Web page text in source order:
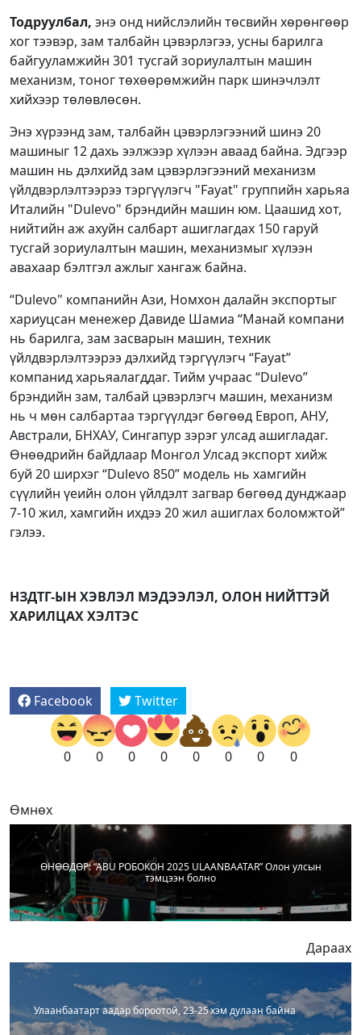
Тодруулбал, энэ онд нийслэлийн төсвийн хөрөнгөөр
хог тээвэр, зам талбайн цэвэрлэгээ, усны барилга
байгууламжийн 301 тусгай зориулалтын машин
механизм, тоног төхөөрөмжийн парк шинэчлэлт
хийхээр төлөвлөсөн.
Энэ хүрээнд зам, талбайн цэвэрлэгээний шинэ 20
машиныг 12 дахь ээлжээр хүлээн аваад байна. Эдгээр
машин нь дэлхийд зам цэвэрлэгээний механизм
үйлдвэрлэлтээрээ тэргүүлэгч "Fayat" группийн харьяа
Италийн "Dulevo" брэндийн машин юм. Цаашид хот,
нийтийн аж ахуйн салбарт ашиглагдах 150 гаруй
тусгай зориулалтын машин, механизмыг хүлээн
авахаар бэлтгэл ажлыг хангаж байна.
“Dulevo" компанийн Ази, Номхон далайн экспортыг
хариуцсан менежер Давиде Шамиа “Манай компани
нь барилга, зам засварын машин, техник
үйлдвэрлэлтээрээ дэлхийд тэргүүлэгч “Fayat”
компанид харьяалагддаг. Тийм учраас “Dulevo”
брэндийн зам, талбай цэвэрлэгч машин, механизм
нь ч мөн салбартаа тэргүүлдэг бөгөөд Европ, АНУ,
Австрали, БНХАУ, Сингапур зэрэг улсад ашигладаг.
Өнөөдрийн байдлаар Монгол Улсад экспорт хийж
буй 20 ширхэг “Dulevo 850” модель нь хамгийн
сүүлийн үеийн олон үйлдэлт загвар бөгөөд дунджаар
7-10 жил, хамгийн ихдээ 20 жил ашиглах боломжтой”
гэлээ.
НЗДТГ-ЫН ХЭВЛЭЛ МЭДЭЭЛЭЛ, ОЛОН НИЙТТЭЙ
ХАРИЛЦАХ ХЭЛТЭС
Facebook Twitter
0 0 0 0 0 0 0 0
Өмнөх
ӨНӨӨДӨР: “ABU РОБОКОН 2025 ULAANBAATAR” Олон улсын
тэмцээн болно
Дараах
Улаанбаатарт аадар бороотой, 23-25 хэм дулаан байна